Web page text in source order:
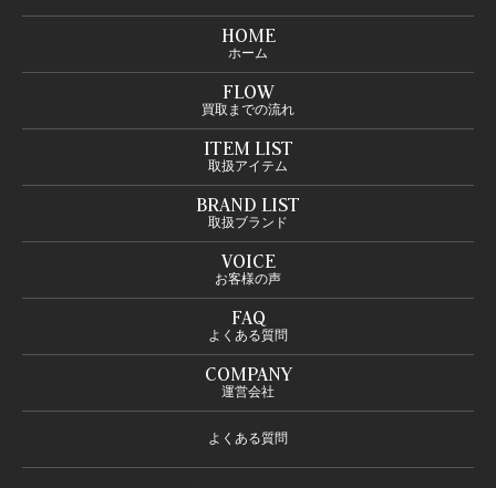
HOME
ホーム
FLOW
買取までの流れ
ITEM LIST
取扱アイテム
BRAND LIST
取扱ブランド
VOICE
お客様の声
FAQ
よくある質問
COMPANY
運営会社
よくある質問